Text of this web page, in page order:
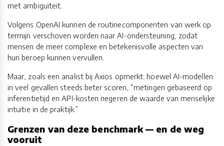
met ambiguïteit.
Volgens OpenAI kunnen de routinecomponenten van werk op
termijn verschoven worden naar AI-ondersteuning, zodat
mensen de meer complexe en betekenisvolle aspecten van
hun beroep kunnen vervullen.
Maar, zoals een analist bij Axios opmerkt: hoewel AI-modellen
in veel gevallen steeds beter scoren, “metingen gebaseerd op
inferentietijd en API-kosten negeren de waarde van menselijke
intuïtie in de praktijk.”
Grenzen van deze benchmark — en de weg
vooruit